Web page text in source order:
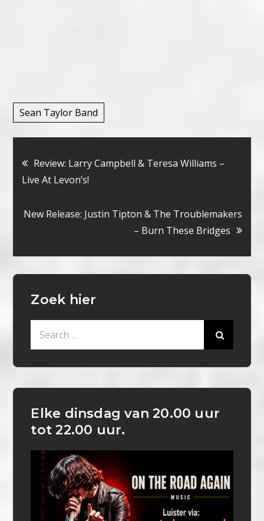
Sean Taylor Band
Bericht
navigatie
Review: Larry Campbell & Teresa Williams –
Live At Levon’s!
New Release: Justin Tipton & The Troublemakers
– Burn These Bridges
Zoek hier
Elke dinsdag van 20.00 uur
tot 22.00 uur.